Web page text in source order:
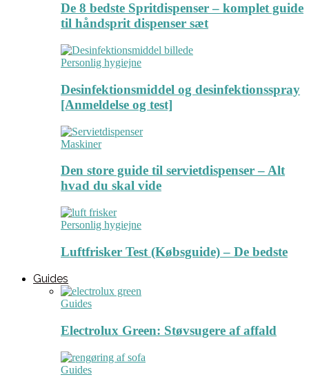
De 8 bedste Spritdispenser – komplet guide
til håndsprit dispenser sæt
Personlig hygiejne
Desinfektionsmiddel og desinfektionsspray
[Anmeldelse og test]
Maskiner
Den store guide til servietdispenser – Alt
hvad du skal vide
Personlig hygiejne
Luftfrisker Test (Købsguide) – De bedste
Guides
Guides
Electrolux Green: Støvsugere af affald
Guides